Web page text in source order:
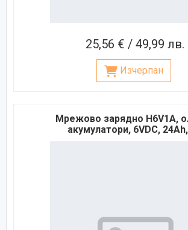
25,56 € / 49,99 лв.
Изчерпан
Мрежово зарядно H6V1A,
акумулатори, 6VDC,